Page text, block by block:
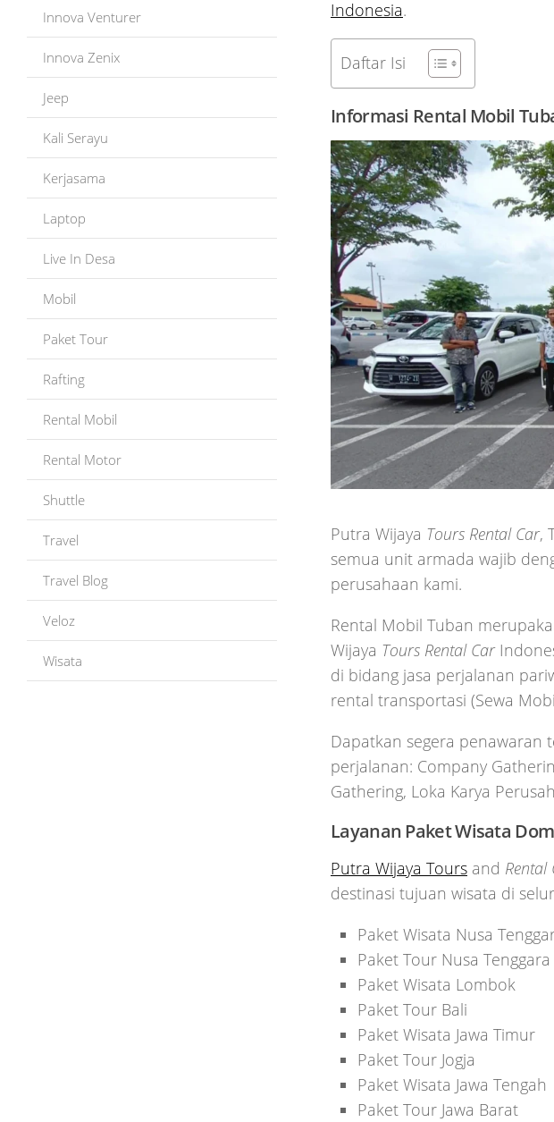
Indonesia.
Daftar Isi
Informasi Rental Mobil
Putra Wijaya Tours Rental Car,
semua unit armada wajib
perusahaan kami.
Rental Mobil Tuban
Wijaya Tours Rental Car
di bidang jasa perjalanan
rental transportasi (Sewa
Dapatkan segera penawaran
perjalanan: Company
Gathering, Loka Karya
Layanan Paket Wisata
Putra Wijaya Tours and Rental
destinasi tujuan wisata di
Paket Wisata Nusa
Paket Tour Nusa Tenggara
Paket Wisata Lombok
Paket Tour Bali
Paket Wisata Jawa Timur
Paket Tour Jogja
Paket Wisata Jawa Tengah
Paket Tour Jawa Barat
Innova Venturer
Innova Zenix
Jeep
Kali Serayu
Kerjasama
Laptop
Live In Desa
Mobil
Paket Tour
Rafting
Rental Mobil
Rental Motor
Shuttle
Travel
Travel Blog
Veloz
Wisata